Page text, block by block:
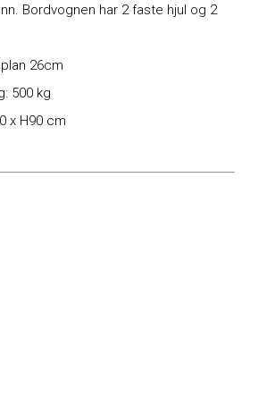
Bordvognen har 2 faste hjul og 2
26cm
500 kg
x H90 cm